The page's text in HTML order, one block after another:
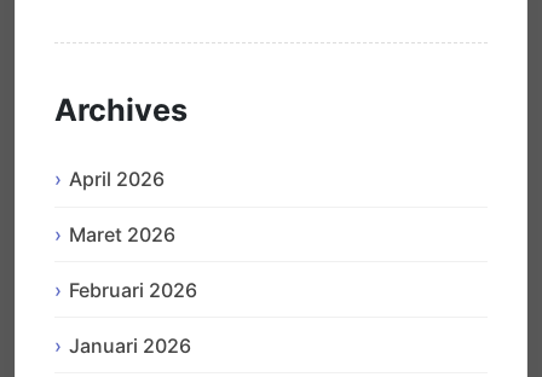
Archives
April 2026
Maret 2026
Februari 2026
Januari 2026